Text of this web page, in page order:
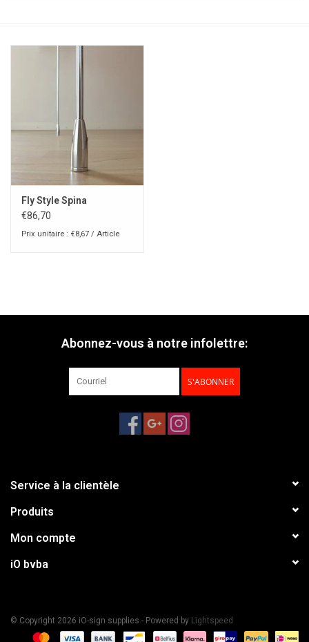
Fly Style Spina
€86,70
Prix unitaire : €8,67 / Article
Abonnez-vous à notre infolettre:
S'ABONNER
Service à la clientèle
Produits
Mon compte
iO bvba
© Copyright 2026 iO-sign supplies - Powered by Lightspeed